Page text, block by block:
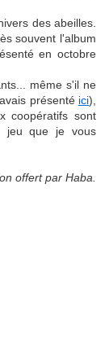
des abeilles.
souvent l'album
en octobre
même s'il ne
présenté ici),
coopératifs sont
jeu que je vous
offert par Haba.